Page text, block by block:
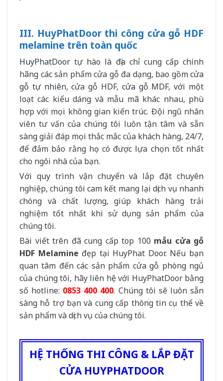
III. HuyPhatDoor thi công cửa gỗ HDF
melamine trên toàn quốc
HuyPhatDoor tự hào là địa chỉ cung cấp chính
hãng các sản phẩm cửa gỗ đa dạng, bao gồmcửa
gỗ tự nhiên, cửa gỗ HDF, cửa gỗ MDF, với một
loạt các kiểu dáng và mẫu mã khác nhau, phù
hợp với mọi không gian kiến trúc. Đội ngũ nhân
viên tư vấn của chúng tôi luôn tận tâm và sẵn
sàng giải đáp mọi thắc mắc của khách hàng, 24/7,
để đảm bảo rằng họ có được lựa chọn tốt nhất
cho ngôi nhà của bạn.
Với quy trình vận chuyển và lắp đặt chuyên
nghiệp, chúng tôi cam kết mang lại dịch vụ nhanh
chóng và chất lượng, giúp khách hàng trải
nghiệm tốt nhất khi sử dụng sản phẩm của
chúng tôi.
Bài viết trên đã cung cấp top 100 mẫu cửa gỗ
HDF Melamine đẹp tại HuyPhat Door. Nếu bạn
quan tâm đến các sản phẩm cửa gỗ phòng ngủ
của chúng tôi, hãy liên hệ với HuyPhatDoorbằng
số hotline: 0853 400 400. Chúng tôi sẽ luôn sẵn
sàng hỗ trợ bạn và cung cấp thông tin cụ thể về
sản phẩm và dịch vụ của chúng tôi.
HỆ THỐNG THI CÔNG & LẮP ĐẶT
CỬA HUYPHATDOOR